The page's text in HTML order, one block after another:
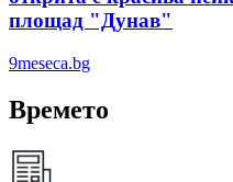
площад "Дунав"
9meseca.bg
Времето